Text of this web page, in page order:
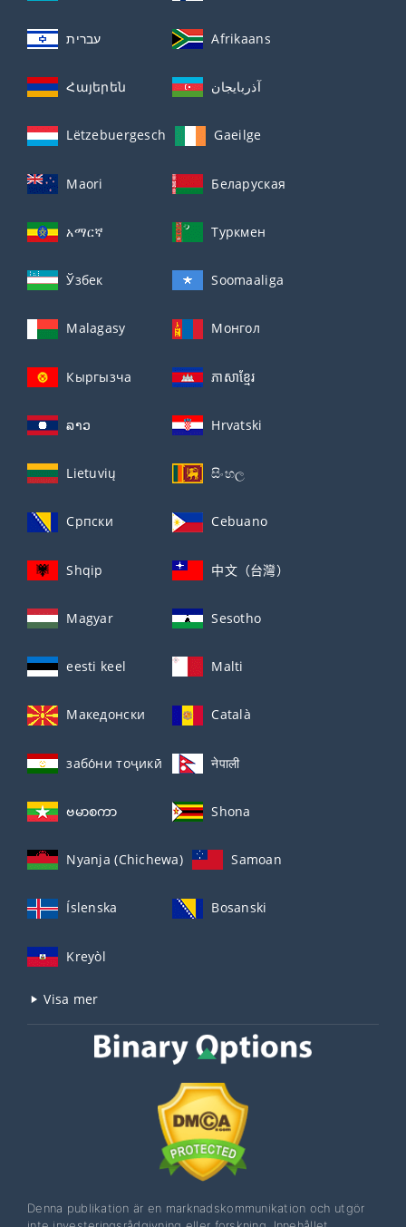
עברית Afrikaans
Հայերեն آذربايجان
Lëtzebuergesch Gaeilge
Maori Беларуская
አማርኛ Туркмен
Ўзбек Soomaaliga
Malagasy Монгол
Кыргызча ភាសាខ្មែរ
ລາວ Hrvatski
Lietuvių සිංහල
Српски Cebuano
Shqip 中文（台灣）
Magyar Sesotho
eesti keel Malti
Македонски Català
забо́ни тоҷикӣ́ नेपाली
ဗမာစကာ Shona
Nyanja (Chichewa) Samoan
Íslenska Bosanski
Kreyòl
Visa mer
Denna publikation är en marknadskommunikation och utgör